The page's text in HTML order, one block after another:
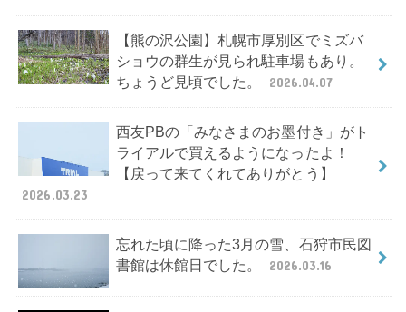
【熊の沢公園】札幌市厚別区でミズバ
ショウの群生が見られ駐車場もあり。
ちょうど見頃でした。
2026.04.07
西友PBの「みなさまのお墨付き」がト
ライアルで買えるようになったよ！
【戻って来てくれてありがとう】
2026.03.23
忘れた頃に降った3月の雪、石狩市民図
書館は休館日でした。
2026.03.16